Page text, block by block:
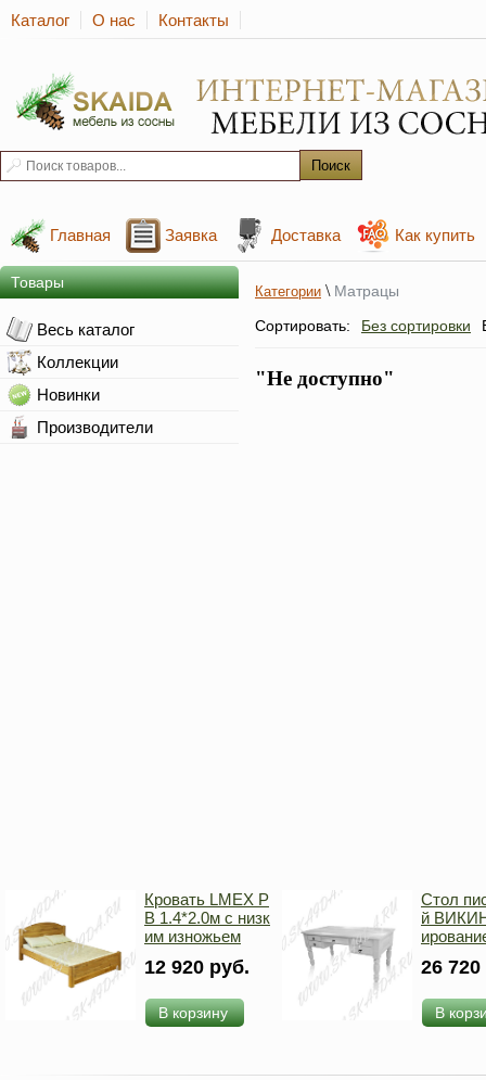
Каталог О нас Контакты
Главная Заявка Доставка Как купить
Товары
Весь каталог
Коллекции
Новинки
Производители
Категории \ Матрацы
Сортировать:
Без сортировки
"Не доступно"
Кровать LMEX P
B 1.4*2.0м с низк
им изножьем
12 920 руб.
В корзину
Стол
й
26
В